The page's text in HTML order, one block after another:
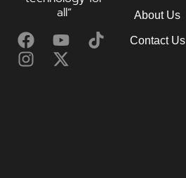
all”
About Us
Contact Us